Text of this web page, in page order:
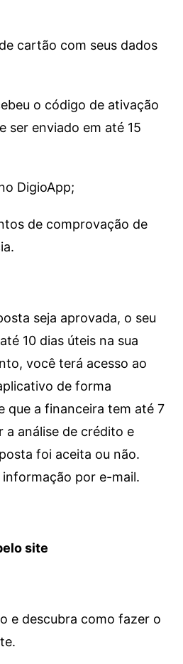
cartão com seus dados
o código de ativação
ser enviado em até 15
DigioApp;
de comprovação de
seja aprovada, o seu
10 dias úteis na sua
você terá acesso ao
de forma
que a financeira tem até 7
a análise de crédito e
foi aceita ou não.
informação por e-mail.
site
e descubra como fazer o